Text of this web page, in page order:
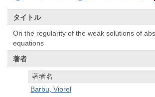
タイトル
On the regularity of the weak solutions of
equations
著者
著者名
Barbu, Viorel